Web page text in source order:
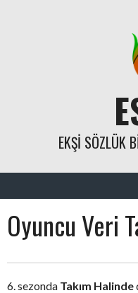
EKŞI SÖZLÜK
Oyuncu Veri
6. sezonda Takım Halinde